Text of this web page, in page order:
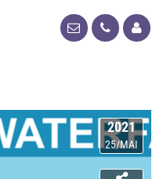
2021
25/MAI